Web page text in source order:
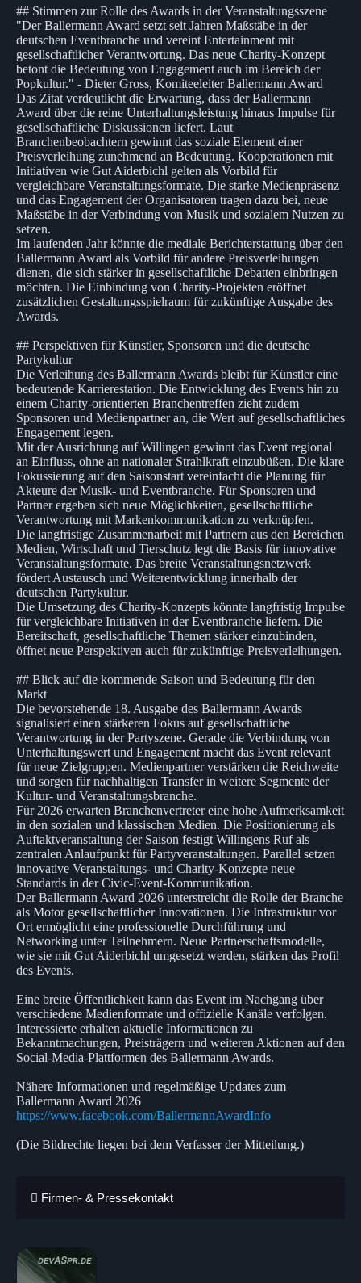
## Stimmen zur Rolle des Awards in der Veranstaltungsszene
"Der Ballermann Award setzt seit Jahren Maßstäbe in der
deutschen Eventbranche und vereint Entertainment mit
gesellschaftlicher Verantwortung. Das neue Charity-Konzept
betont die Bedeutung von Engagement auch im Bereich der
Popkultur." - Dieter Gross, Komiteeleiter Ballermann Award
Das Zitat verdeutlicht die Erwartung, dass der Ballermann
Award über die reine Unterhaltungsleistung hinaus Impulse für
gesellschaftliche Diskussionen liefert. Laut
Branchenbeobachtern gewinnt das soziale Element einer
Preisverleihung zunehmend an Bedeutung. Kooperationen mit
Initiativen wie Gut Aiderbichl gelten als Vorbild für
vergleichbare Veranstaltungsformate. Die starke Medienpräsenz
und das Engagement der Organisatoren tragen dazu bei, neue
Maßstäbe in der Verbindung von Musik und sozialem Nutzen zu
setzen.
Im laufenden Jahr könnte die mediale Berichterstattung über den
Ballermann Award als Vorbild für andere Preisverleihungen
dienen, die sich stärker in gesellschaftliche Debatten einbringen
möchten. Die Einbindung von Charity-Projekten eröffnet
zusätzlichen Gestaltungsspielraum für zukünftige Ausgabe des
Awards.
## Perspektiven für Künstler, Sponsoren und die deutsche
Partykultur
Die Verleihung des Ballermann Awards bleibt für Künstler eine
bedeutende Karrierestation. Die Entwicklung des Events hin zu
einem Charity-orientierten Branchentreffen zieht zudem
Sponsoren und Medienpartner an, die Wert auf gesellschaftliches
Engagement legen.
Mit der Ausrichtung auf Willingen gewinnt das Event regional
an Einfluss, ohne an nationaler Strahlkraft einzubüßen. Die klare
Fokussierung auf den Saisonstart vereinfacht die Planung für
Akteure der Musik- und Eventbranche. Für Sponsoren und
Partner ergeben sich neue Möglichkeiten, gesellschaftliche
Verantwortung mit Markenkommunikation zu verknüpfen.
Die langfristige Zusammenarbeit mit Partnern aus den Bereichen
Medien, Wirtschaft und Tierschutz legt die Basis für innovative
Veranstaltungsformate. Das breite Veranstaltungsnetzwerk
fördert Austausch und Weiterentwicklung innerhalb der
deutschen Partykultur.
Die Umsetzung des Charity-Konzepts könnte langfristig Impulse
für vergleichbare Initiativen in der Eventbranche liefern. Die
Bereitschaft, gesellschaftliche Themen stärker einzubinden,
öffnet neue Perspektiven auch für zukünftige Preisverleihungen.
## Blick auf die kommende Saison und Bedeutung für den
Markt
Die bevorstehende 18. Ausgabe des Ballermann Awards
signalisiert einen stärkeren Fokus auf gesellschaftliche
Verantwortung in der Partyszene. Gerade die Verbindung von
Unterhaltungswert und Engagement macht das Event relevant
für neue Zielgruppen. Medienpartner verstärken die Reichweite
und sorgen für nachhaltigen Transfer in weitere Segmente der
Kultur- und Veranstaltungsbranche.
Für 2026 erwarten Branchenvertreter eine hohe Aufmerksamkeit
in den sozialen und klassischen Medien. Die Positionierung als
Auftaktveranstaltung der Saison festigt Willingens Ruf als
zentralen Anlaufpunkt für Partyveranstaltungen. Parallel setzen
innovative Veranstaltungs- und Charity-Konzepte neue
Standards in der Civic-Event-Kommunikation.
Der Ballermann Award 2026 unterstreicht die Rolle der Branche
als Motor gesellschaftlicher Innovationen. Die Infrastruktur vor
Ort ermöglicht eine professionelle Durchführung und
Networking unter Teilnehmern. Neue Partnerschaftsmodelle,
wie sie mit Gut Aiderbichl umgesetzt werden, stärken das Profil
des Events.
Eine breite Öffentlichkeit kann das Event im Nachgang über
verschiedene Medienformate und offizielle Kanäle verfolgen.
Interessierte erhalten aktuelle Informationen zu
Bekanntmachungen, Preisträgern und weiteren Aktionen auf den
Social-Media-Plattformen des Ballermann Awards.
Nähere Informationen und regelmäßige Updates zum
Ballermann Award 2026
https://www.facebook.com/BallermannAwardInfo
(Die Bildrechte liegen bei dem Verfasser der Mitteilung.)
Firmen- & Pressekontakt